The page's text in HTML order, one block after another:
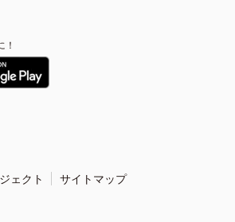
ェクト サイトマップ